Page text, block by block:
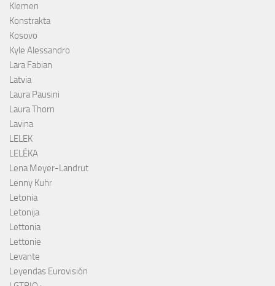
Klemen
Konstrakta
Kosovo
Kyle Alessandro
Lara Fabian
Latvia
Laura Pausini
Laura Thorn
Lavina
LELEK
LELÉKA
Lena Meyer-Landrut
Lenny Kuhr
Letonia
Letonija
Lettonia
Lettonie
Levante
Leyendas Eurovisión